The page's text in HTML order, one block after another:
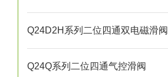
Q24D2H系列二位四通双电磁滑阀
Q24Q系列二位四通气控滑阀